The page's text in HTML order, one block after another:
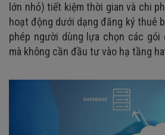
lớn nhỏ) tiết kiệm thời gian và chi
hoạt động dưới dạng đăng ký thuê
phép người dùng lựa chọn các
mà không cần đầu tư vào hạ tầng